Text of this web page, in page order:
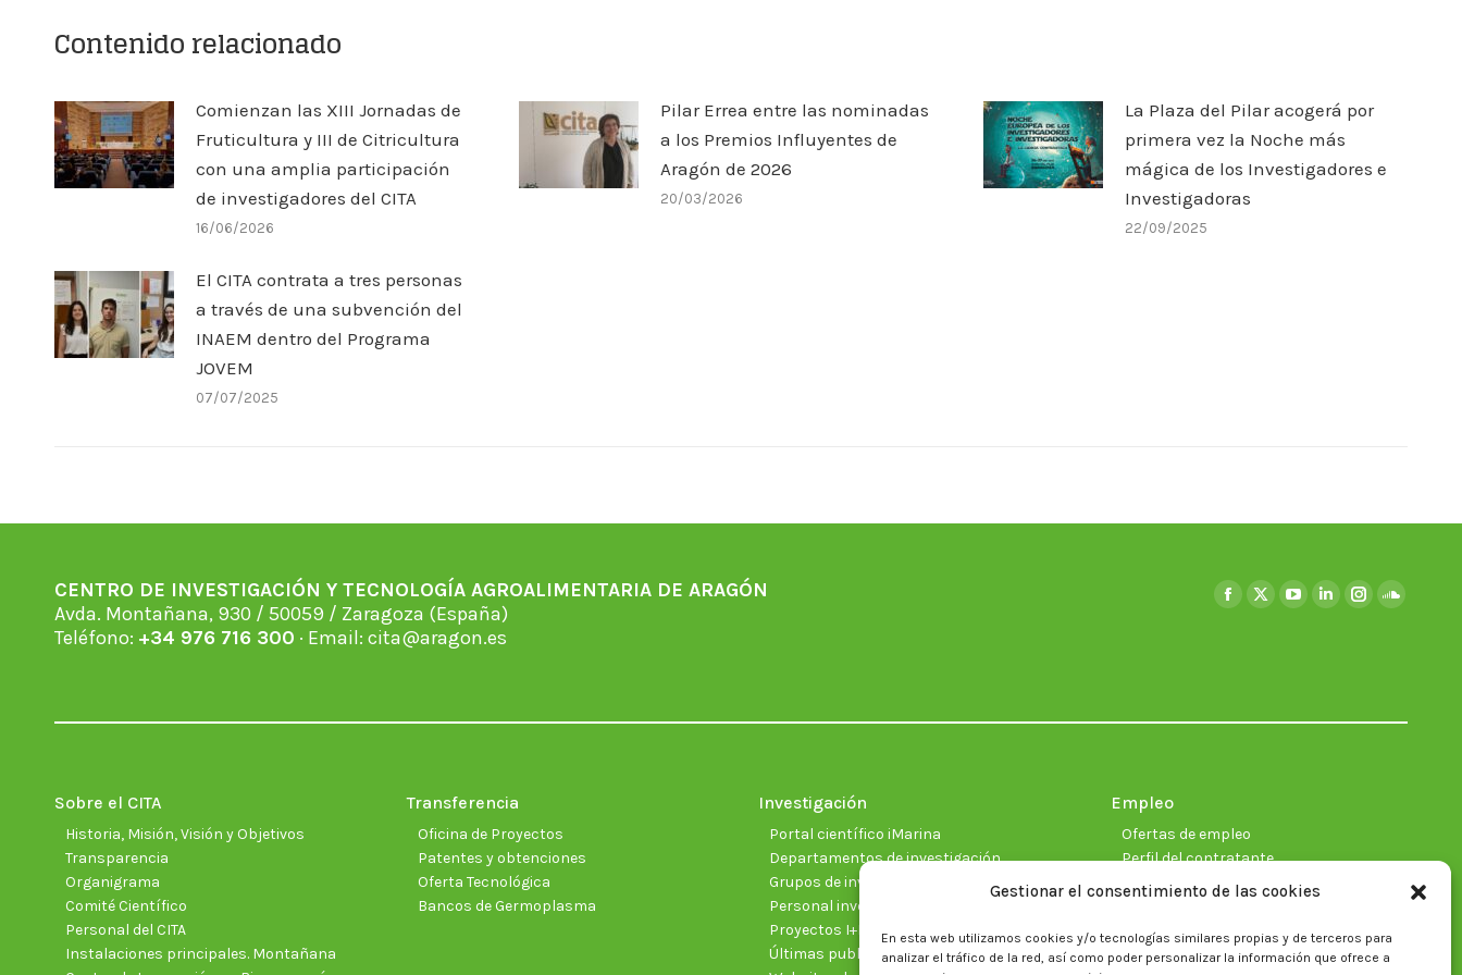
Gestionar el consentimiento de las cookies
En esta web utilizamos cookies y/o tecnologías similares propias y de terceros para
analizar el tráfico de la red, así como poder personalizar la información que ofrece a
Contenido relacionado
Comienzan las XIII Jornadas de
Fruticultura y III de Citricultura
con una amplia participación
de investigadores del CITA
16/06/2026
Pilar Errea entre las nominadas
a los Premios Influyentes de
Aragón de 2026
20/03/2026
La Plaza del Pilar acogerá por
primera vez la Noche más
mágica de los Investigadores e
Investigadoras
22/09/2025
El CITA contrata a tres personas
a través de una subvención del
INAEM dentro del Programa
JOVEM
07/07/2025
CENTRO DE INVESTIGACIÓN Y TECNOLOGÍA AGROALIMENTARIA DE ARAGÓN
Avda. Montañana, 930 / 50059 / Zaragoza (España)
Teléfono: +34 976 716 300 · Email: cita@aragon.es
Facebook
new
X
new
YouTube
new
Linkedin
new
Instagram
new new
Sobre el CITA
Historia, Misión, Visión y Objetivos
Transparencia
Organigrama
Comité Científico
Personal del CITA
Instalaciones principales. Montañana
Transferencia
Oficina de Proyectos
Patentes y obtenciones
Oferta Tecnológica
Bancos de Germoplasma
Investigación
Portal científico iMarina
Departamentos de investigación
Grupos de investigación
Personal investigador
Proyectos I+D+I vigentes
Últimas publicaciones científicas
Empleo
Ofertas de empleo
Perfil del contratante